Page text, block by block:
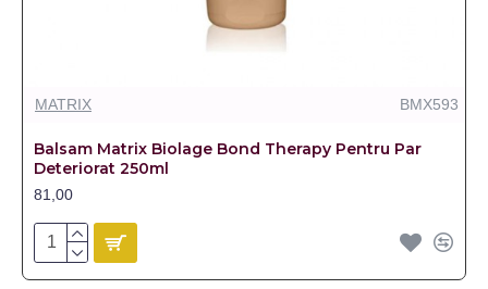
MATRIX BMX593
Balsam Matrix Biolage Bond Therapy Pentru Par
Deteriorat 250ml
81,00